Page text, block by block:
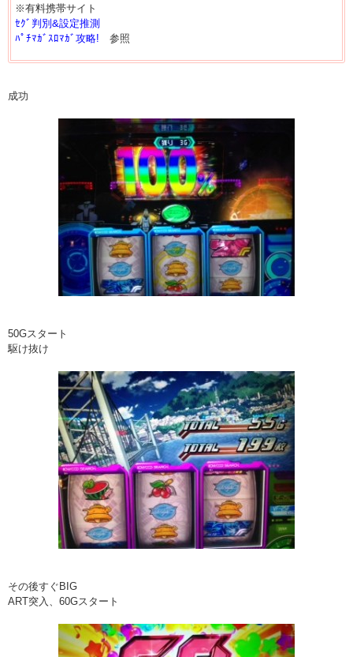
※有料携帯サイト
ｾｸﾞ判別&設定推測
ﾊﾟﾁﾏｶﾞｽﾛﾏｶﾞ攻略! 参照
成功
50Gスタート
駆け抜け
その後すぐBIG
ART突入、60Gスタート